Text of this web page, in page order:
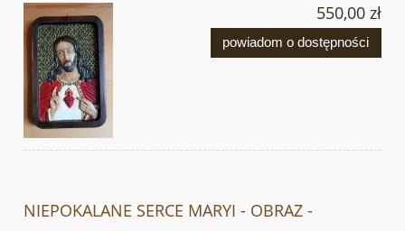
550,00 zł
powiadom o dostępności
NIEPOKALANE SERCE MARYI - OBRAZ -